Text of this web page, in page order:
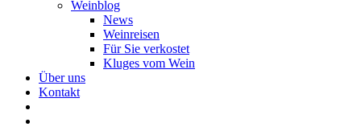
Weinblog
News
Weinreisen
Für Sie verkostet
Kluges vom Wein
Über uns
Kontakt